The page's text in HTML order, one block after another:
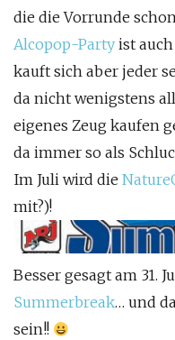
die die Vorrunde
Alcopop-Party ist
kauft sich aber jeder
da nicht wenigstens
eigenes Zeug kaufen
da immer so als
Im Juli wird die
mit?)!
Besser gesagt am 31.
Summerbreak… und
sein!!